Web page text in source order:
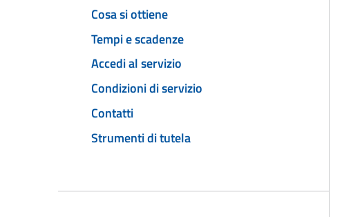
Cosa si ottiene
Tempi e scadenze
Accedi al servizio
Condizioni di servizio
Contatti
Strumenti di tutela